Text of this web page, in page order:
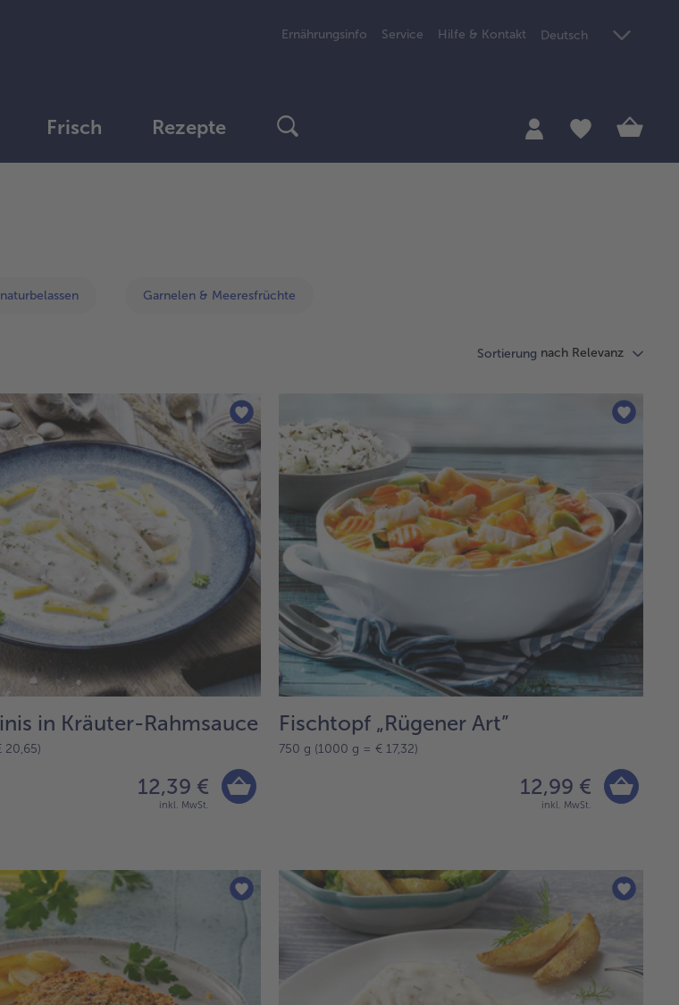
Ernährungsinfo Service Hilfe & Kontakt Deutsch
Frisch Rezepte
Es
in
der
Liste.
Garnelen & Meeresfrüchte
Sortierung nach Relevanz
in Kräuter-Rahmsauce
20,65)
12,39 €
inkl. MwSt.
Fischtopf „Rügener Art”
750 g (1000 g = € 17,32)
12,99 €
inkl. MwSt.